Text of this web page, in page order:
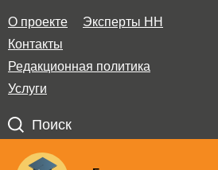
О проекте
Эксперты НН
Контакты
Редакционная политика
Услуги
Поиск